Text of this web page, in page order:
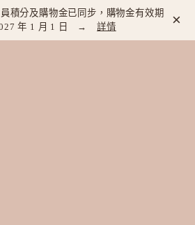
積分及購物金已同步，購物金有效期
年 1 月 1 日 →詳情 ×